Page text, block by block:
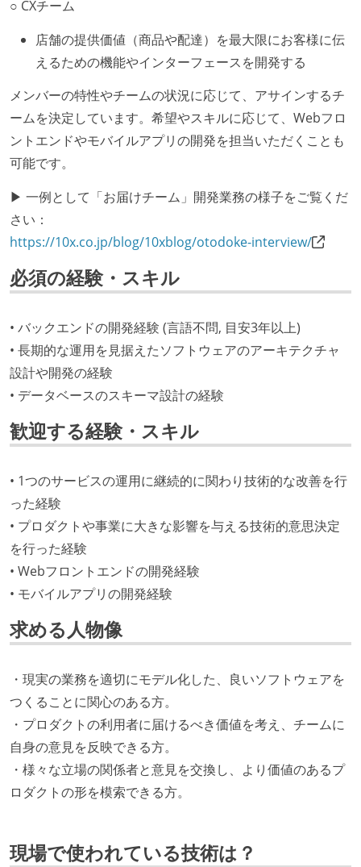
○ CXチーム
店舗の提供価値（商品や配達）を最大限にお客様に伝
えるための機能やインターフェースを開発する
メンバーの特性やチームの状況に応じて、アサインするチ
ームを決定しています。希望やスキルに応じて、Webフロ
ントエンドやモバイルアプリの開発を担当いただくことも
可能です。
▶ 一例として「お届けチーム」開発業務の様子をご覧くだ
さい：
https://10x.co.jp/blog/10xblog/otodoke-interview/
必須の経験・スキル
• バックエンドの開発経験 (言語不問, 目安3年以上)
• 長期的な運用を見据えたソフトウェアのアーキテクチャ
設計や開発の経験
• データベースのスキーマ設計の経験
歓迎する経験・スキル
• 1つのサービスの運用に継続的に関わり技術的な改善を行
った経験
• プロダクトや事業に大きな影響を与える技術的意思決定
を行った経験
• Webフロントエンドの開発経験
• モバイルアプリの開発経験
求める人物像
・現実の業務を適切にモデル化した、良いソフトウェアを
つくることに関心のある方。
・プロダクトの利用者に届けるべき価値を考え、チームに
自身の意見を反映できる方。
・様々な立場の関係者と意見を交換し、より価値のあるプ
ロダクトの形を模索できる方。
現場で使われている技術は？